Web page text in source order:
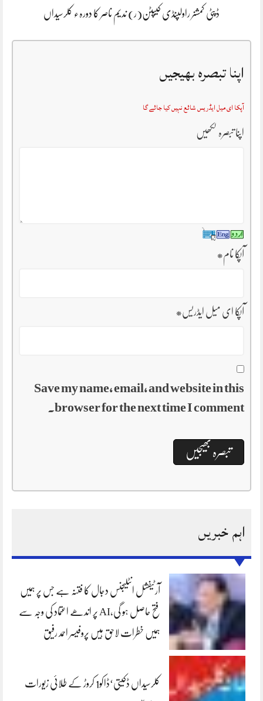
ڈپٹی کمشنر راولپنڈی کیپٹن(ر) ندیم ناصر کا دورہء کلرسیداں
اپنا تبصرہ بھیجیں
آپکا ای میل ایڈریس شائع نہیں کیا جائے گا
اپنا تبصرہ لکھیں
آپکا نام*
آپکا ای میل ایڈریس*
Save my name, email, and website in this
browser for the next time I comment.
اہم خبریں
آرٹیفشل انٹلیجنس دجال کا فتنہ ہے جس پر ہمیں
فتح حاصل ہو گی،AI پر اندھے اعتماد کی وجہ سے
ہمیں خطرات لاحق ہیں پروفیسر احمد رفیق
کلرسیداں ڈکیتی‘ڈاکو1 کروڑ کے طلائی زیورات